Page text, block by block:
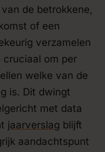
de betrokkene,
of een
verzamelen
cruciaal om per
welke van de
is. Dit dwingt
met data
jaarverslag blijft
aandachtspunt